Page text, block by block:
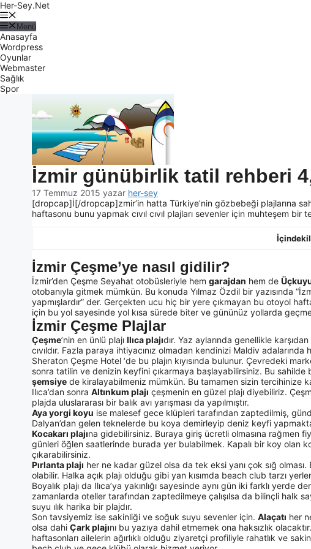
Her-Sey.Net
Menü
Anasayfa
Wordpress
Oyunlar
Webmaster
Sağlık
Spor
İzmir günübirlik tatil rehberi
17 Temmuz 2015 yazar her-sey
[dropcap]İ[/dropcap]zmir’in hatta Türkiye’nin gözbebeği plajlarına
haftasonu bunu yapmak cıvıl cıvıl plajları sevenler için muhteşem bir
İzmir Çeşme’ye nasıl gidilir?
İzmir’den Çeşme Seyahat otobüsleriyle hem garajdan hem de
otobanıyla gitmek mümkün. Bu konuda Yılmaz Özdil bir yazısında
yapmışlardır” der. Gerçekten ucu hiç bir yere çıkmayan bu otoyol
için bu yol sayesinde yol kısa sürede biter ve gününüz yollarda
İzmir Çeşme Plajlar
Çeşme’nin en ünlü plajı Ilıca plajıdır. Yaz aylarında genellikle
cıvıldır. Fazla paraya ihtiyacınız olmadan kendinizi Maldiv
Sheraton Çeşme Hotel ‘de bu plajın kıyısında bulunur. Çevredeki
sonra tatilin ve denizin keyfini çıkarmaya başlayabilirsiniz. Bu
şemsiye de kiralayabilmeniz mümkün. Bu tamamen sizin tercihinize
Ilıca’dan sonra Altınkum plajı çeşmenin en güzel plajı diyebiliriz.
plajda uluslararası bir balık avı yarışması da yapılmıştır.
Aya yorgi koyu ise malesef gece klüpleri tarafından zaptedilmiş,
Dalyan’dan gelen teknelerde bu koya demirleyip deniz keyfi
Kocakarı plajına gidebilirsiniz. Buraya giriş ücretli olmasına rağmen
günleri öğlen saatlerinde burada yer bulabilmek. Kapalı bir koy olan
çıkarabilirsiniz.
Pırlanta plajı her ne kadar güzel olsa da tek eksi yanı çok sığ
olabilir. Halka açık plajı olduğu gibi yan kısımda beach club tarzı
Boyalık plajı da Ilıca’ya yakınlığı sayesinde aynı gün iki farklı
zamanlarda oteller tarafından zaptedilmeye çalışılsa da bilinçli halk
suyu ılık harika bir plajdır.
Son tavsiyemiz ise sakinliği ve soğuk suyu sevenler için. Alaçatı her
olsa dahi Çark plajını bu yazıya dahil etmemek ona haksızlık
haftasonları ailelerin ağırlıklı olduğu ziyaretçi profiliyle rahatlık ve